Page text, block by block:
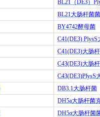
BL21 （ DE3）
BL21大肠杆菌
BY4742酵母菌
C41(DE3) PlysS
C41(DE3)大肠
C43(DE3)大肠
C43(DE3)PlysS
DB3.1大肠杆菌
DH5a大肠杆菌
DH5α大肠杆菌